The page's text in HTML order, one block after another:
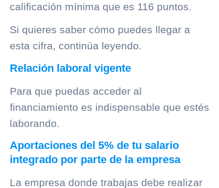
calificación mínima que es 116 puntos.
Si quieres saber cómo puedes llegar a
esta cifra, continúa leyendo.
Relación laboral vigente
Para que puedas acceder al
financiamiento es indispensable que estés
laborando.
Aportaciones del 5% de tu salario
integrado por parte de la empresa
La empresa donde trabajas debe realizar